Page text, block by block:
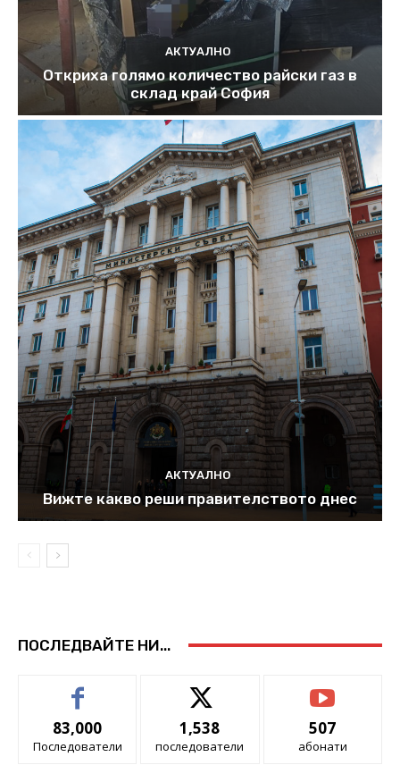
АКТУАЛНО
Откриха голямо количество райски газ в
склад край София
АКТУАЛНО
Вижте какво реши правителството днес
ПОСЛЕДВАЙТЕ НИ...
83,000
Последователи
1,538
последователи
507
абонати